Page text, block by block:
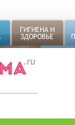
ГИГИЕНА И
ЗДОРОВЬЕ